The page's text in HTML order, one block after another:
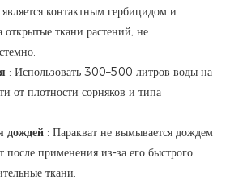
контактным гербицидом и
открытые ткани растений, не
: Использовать 300–500 литров воды на
от плотности сорняков и типа
дождей : Паракват не вымывается дождем
применения из-за его быстрого
ткани.